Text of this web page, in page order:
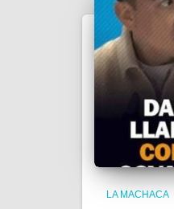
LA MACHACA